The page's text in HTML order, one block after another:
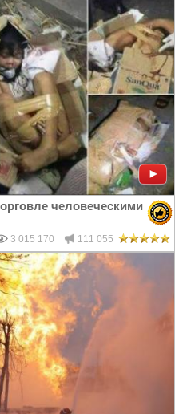
человеческими
3 015 170 111 055